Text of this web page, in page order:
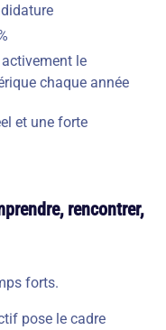
le
chaque année
et une forte
rencontrer,
forts.
pose le cadre